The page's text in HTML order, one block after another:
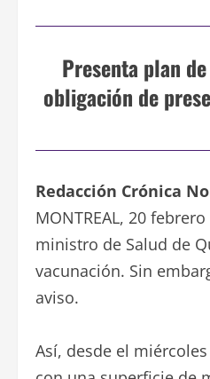
Presenta plan
obligación de
Redacción Crónica
MONTREAL, 20
ministro de Salud de
vacunación. Sin
aviso.
Así, desde el